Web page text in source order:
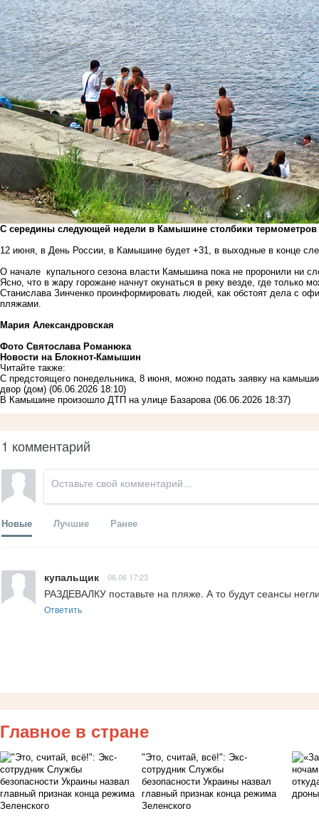
С середины следующей недели в Камышине столбики термометров
12 июня, в День России, в Камышине будет +31, в выходные в конце
О начале купального сезона власти Камышина пока не проронили ни
Ясно, что в жару горожане начнут окунаться в реку везде, где только
Станислава Зинченко проинформировать людей, как обстоят дела с
пляжами.
Мария Александровская
Фото Святослава Романюка
Новости на Блoкнoт-Камышин
Читайте также:
С предстоящего понедельника, 8 июня, можно подать заявку на
двор (дом) (06.06.2026 18:10)
В Камышине произошло ДТП на улице Базарова (06.06.2026 18:37)
1 комментарий
Новые Лучшие Ранее
купальщик 06.06 17:23
РАЗДЕВАЛКУ поставьте на пляже. А то будут сеансы
Ответить
Главное в стране
"Это, считай, всё!": Экс-
сотрудник Службы
безопасности Украины назвал
главный признак конца режима
Зеленского